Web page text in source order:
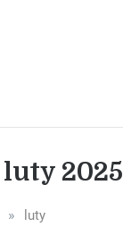
luty 2025
» luty